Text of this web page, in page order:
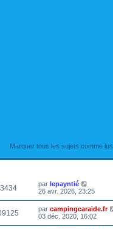
Marquer tous les sujets comme lus
par lepayntié
26 avr. 2026, 23:25
par campingcaraide.fr
03 déc. 2020, 16:02